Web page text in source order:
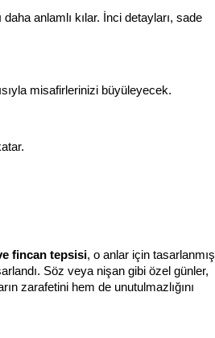
anlamlı kılar. İnci detayları, sade
misafirlerinizi büyüleyecek.
fincan tepsisi, o anlar için tasarlanmış
Söz veya nişan gibi özel günler,
zarafetini hem de unutulmazlığını